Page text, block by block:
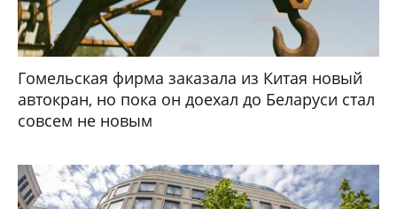
Гомельская фирма заказала из Китая новый
автокран, но пока он доехал до Беларуси стал
совсем не новым